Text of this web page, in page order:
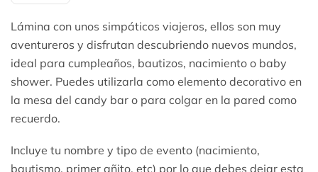
Lámina con unos simpáticos viajeros, ellos son muy
aventureros y disfrutan descubriendo nuevos mundos,
ideal para cumpleaños, bautizos, nacimiento o baby
shower. Puedes utilizarla como elemento decorativo en
la mesa del candy bar o para colgar en la pared como
recuerdo.
Incluye tu nombre y tipo de evento (nacimiento,
bautismo, primer añito, etc) por lo que debes dejar esta